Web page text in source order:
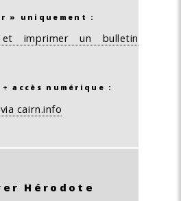
» uniquement :
et imprimer un bulletin
accès numérique :
via cairn.info
Hérodote